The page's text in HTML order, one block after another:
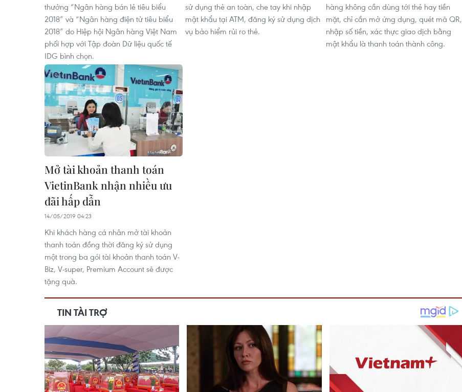
thưởng “Ngân hàng bán lẻ tiêu biểu
2018” và “Ngân hàng điện tử tiêu biểu
2018” do Hiệp hội Ngân hàng Việt Nam
phối hợp với Tập đoàn Dữ liệu quốc tế
IDG bình chọn.
sử dụng thẻ an toàn, che tay khi nhập
mật khẩu tại ATM, đăng ký sử dụng dịch
vụ bảo hiểm rủi ro thẻ.
hàng không cần dùng tới thẻ hay tiền
mặt, chỉ cần mở ứng dụng, quét mã QR,
nhập số tiền, xác thực giao dịch bằng
mật khẩu là thanh toán thành công.
Mở tài khoản thanh toán
VietinBank nhận nhiều ưu
đãi hấp dẫn
14/05/2019 04:23
Khi khách hàng cá nhân mở tài khoản
thanh toán đồng thời đăng ký sử dụng
một trong ba gói tài khoản thanh toán V-
Biz, V-super, Premium Account sẽ được
tặng quà.